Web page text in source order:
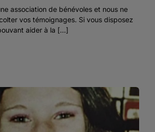
association de bénévoles et nous ne
vos témoignages. Si vous disposez
aider à la […]